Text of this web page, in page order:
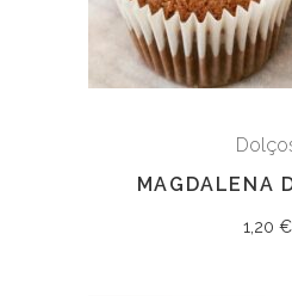
MAGDALENA
1,20 €